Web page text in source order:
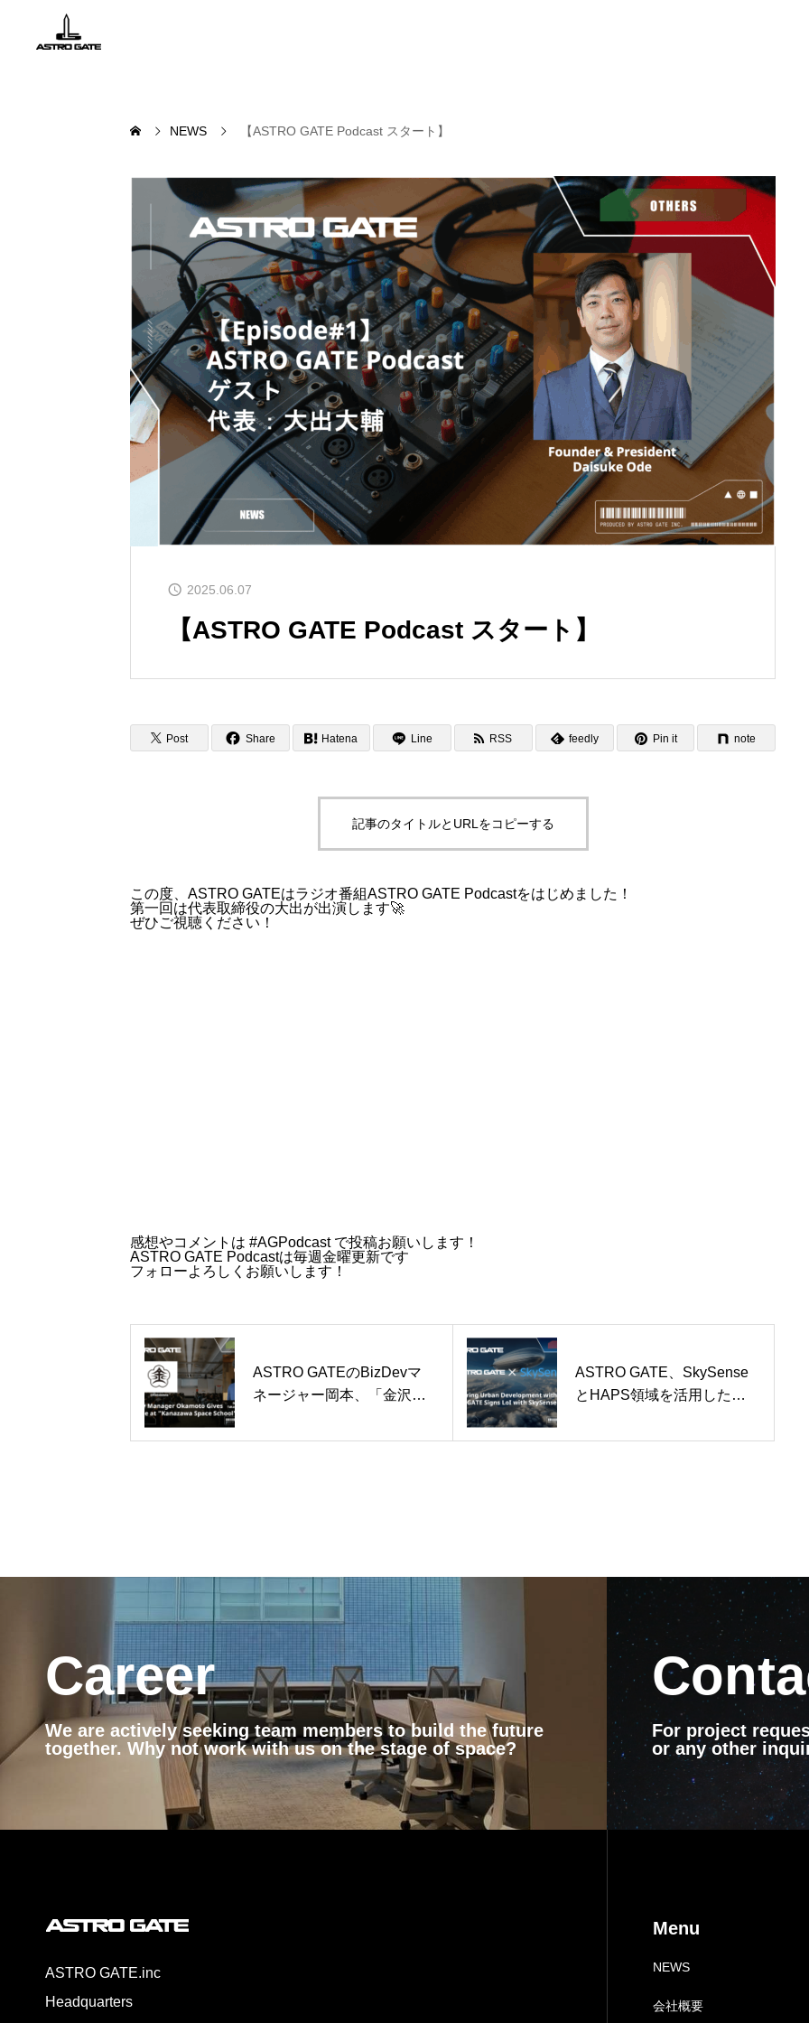
NEWS 【ASTRO GATE Podcast スタート】
2025.06.07
【ASTRO GATE Podcast スタート】
Post Share Hatena Line RSS feedly Pin it note
記事のタイトルとURLをコピーする
この度、ASTRO GATEはラジオ番組ASTRO GATE Podcastをはじめました！
第一回は代表取締役の大出が出演します🚀
ぜひご視聴ください！
感想やコメントは #AGPodcast で投稿お願いします！
ASTRO GATE Podcastは毎週金曜更新です
フォローよろしくお願いします！
ASTRO GATEのBizDevマ
ネージャー岡本、「金沢宇
ASTRO GATE、SkySense
とHAPS領域を活用した宇
締結
Career
We are actively seeking team members to build the future
together. Why not work with us on the stage of space?
For project
or any other
ASTRO GATE.inc
Headquarters
Menu
NEWS
会社概要